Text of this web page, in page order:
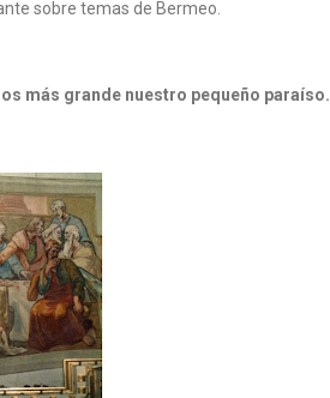
sobre temas de Bermeo.
más grande nuestro pequeño paraíso.